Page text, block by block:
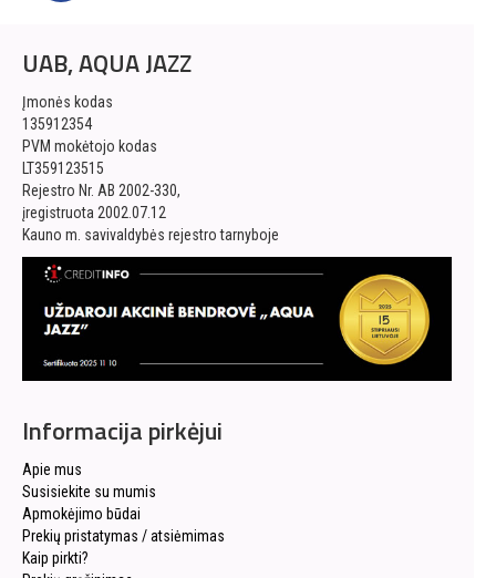
UAB, AQUA JAZZ
Įmonės kodas
135912354
PVM mokėtojo kodas
LT359123515
Rejestro Nr. AB 2002-330,
įregistruota 2002.07.12
Kauno m. savivaldybės rejestro tarnyboje
Informacija pirkėjui
Apie mus
Susisiekite su mumis
Apmokėjimo būdai
Prekių pristatymas / atsiėmimas
Kaip pirkti?